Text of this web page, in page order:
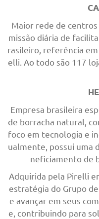
Maior rede de
missão diária de
rasileiro, referência
elli. Ao todo são 117
Empresa brasileira
de borracha natural,
foco em tecnologia e
ualmente, possui uma
neficiamento de
Adquirida pela Pirelli
estratégia do Grupo
e avançar em seus
e, contribuindo para